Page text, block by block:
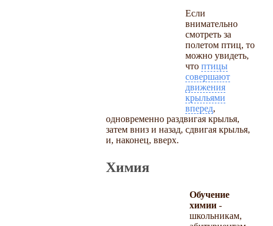
Если
внимательно
смотреть за
полетом птиц, то
можно увидеть,
что птицы
совершают
движения
крыльями
вперед,
одновременно раздвигая крылья,
затем вниз и назад, сдвигая крылья,
и, наконец, вверх.
Химия
Обучение
химии -
школьникам,